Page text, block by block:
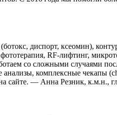
диспорт, ксеомин),
RF-лифтинг,
со сложными случаями
комплексные чекапы
сайте. — Анна Резник, к.м.н.,